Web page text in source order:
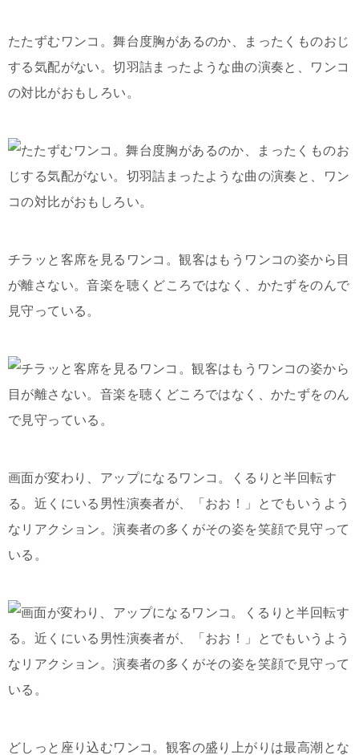
たたずむワンコ。舞台度胸があるのか、まったくものおじ
する気配がない。切羽詰まったような曲の演奏と、ワンコ
の対比がおもしろい。
チラッと客席を見るワンコ。観客はもうワンコの姿から目
が離さない。音楽を聴くどころではなく、かたずをのんで
見守っている。
画面が変わり、アップになるワンコ。くるりと半回転す
る。近くにいる男性演奏者が、「おお！」とでもいうよう
なリアクション。演奏者の多くがその姿を笑顔で見守って
いる。
どしっと座り込むワンコ。観客の盛り上がりは最高潮とな